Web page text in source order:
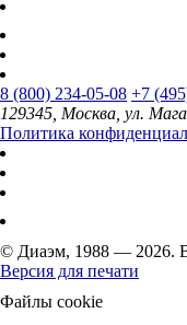
8 (800) 234-05-08 +7
129345, Москва, ул.
Политика
© Диаэм, 1988 — 2026.
Версия для печати
Файлы cookie